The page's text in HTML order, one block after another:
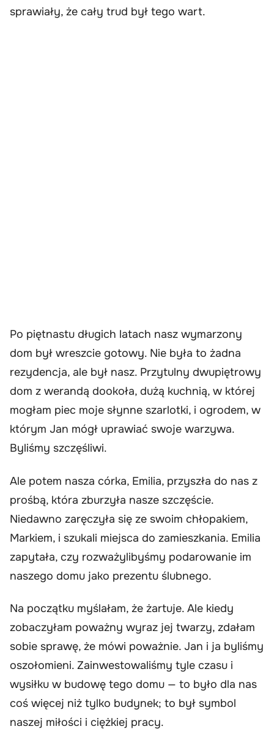
sprawiały, że cały trud był tego wart.
Po piętnastu długich latach nasz wymarzony
dom był wreszcie gotowy. Nie była to żadna
rezydencja, ale był nasz. Przytulny dwupiętrowy
dom z werandą dookoła, dużą kuchnią, w której
mogłam piec moje słynne szarlotki, i ogrodem, w
którym Jan mógł uprawiać swoje warzywa.
Byliśmy szczęśliwi.
Ale potem nasza córka, Emilia, przyszła do nas z
prośbą, która zburzyła nasze szczęście.
Niedawno zaręczyła się ze swoim chłopakiem,
Markiem, i szukali miejsca do zamieszkania. Emilia
zapytała, czy rozważylibyśmy podarowanie im
naszego domu jako prezentu ślubnego.
Na początku myślałam, że żartuje. Ale kiedy
zobaczyłam poważny wyraz jej twarzy, zdałam
sobie sprawę, że mówi poważnie. Jan i ja byliśmy
oszołomieni. Zainwestowaliśmy tyle czasu i
wysiłku w budowę tego domu — to było dla nas
coś więcej niż tylko budynek; to był symbol
naszej miłości i ciężkiej pracy.